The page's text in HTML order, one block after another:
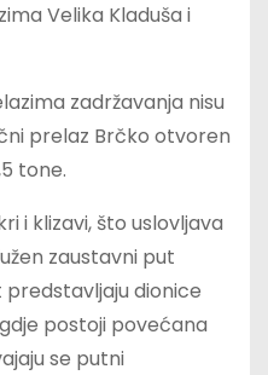
Velika Kladuša i
zadržavanja nisu
prelaz Brčko otvoren
tone.
i klizavi, što uslovljava
zaustavni put
predstavljaju dionice
postoji povećana
se putni